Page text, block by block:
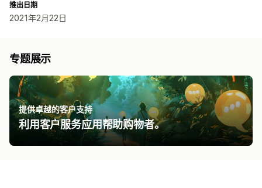
推出日期
2021年2月22日
专题展示
提供卓越的客户支持
利用客户服务应用帮助购物者。